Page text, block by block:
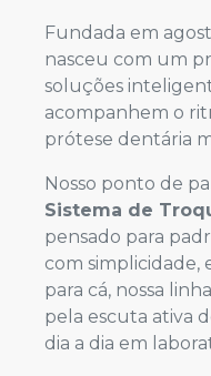
Fundada em
nasceu com um
soluções
acompanhem o
prótese dentária
Nosso ponto de
Sistema de
pensado para
com simplicidade,
para cá, nossa
pela escuta ativa
dia a dia em